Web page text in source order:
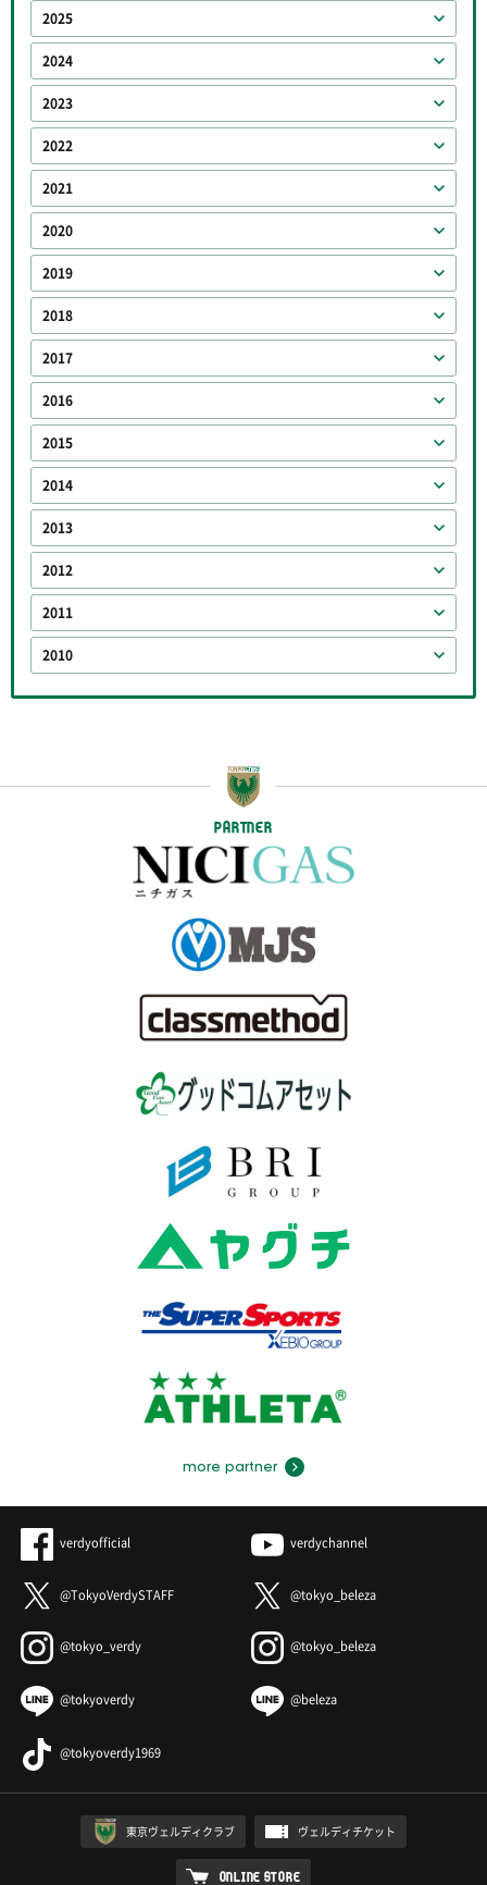
2025
2024
2023
2022
2021
2020
2019
2018
2017
2016
2015
2014
2013
2012
2011
2010
PARTNER
more partner
verdyofficial verdychannel
@TokyoVerdySTAFF @tokyo_beleza
@tokyo_verdy @tokyo_beleza
@tokyoverdy @beleza
@tokyoverdy1969
東京ヴェルディクラブ ヴェルディチケット
ONLINE STORE